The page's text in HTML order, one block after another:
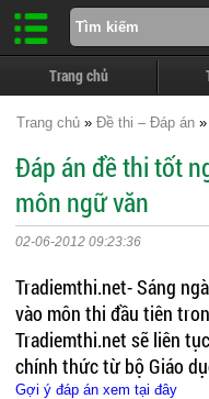
Trang chủ
Trang chủ » Đề thi – Đáp án »
Đáp án đề thi tốt
môn ngữ văn
02-06-2012 09:23:36
Tradiemthi.net- Sáng
vào môn thi đầu tiên
Tradiemthi.net sẽ liên
chính thức từ bộ Giáo
Gợi ý đáp án xem tại đây